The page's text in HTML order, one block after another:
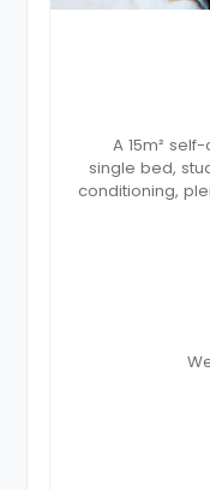
A 15m²
single bed,
conditioning,
en-suite